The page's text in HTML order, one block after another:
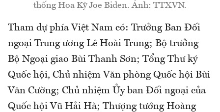
thống Hoa Kỳ Joe Biden. Ảnh: TTXVN.
Tham dự phía Việt Nam có: Trưởng Ban Đối
ngoại Trung ương Lê Hoài Trung; Bộ trưởng
Bộ Ngoại giao Bùi Thanh Sơn; Tổng Thư ký
Quốc hội, Chủ nhiệm Văn phòng Quốc hội Bùi
Văn Cường; Chủ nhiệm Ủy ban Đối ngoại của
Quốc hội Vũ Hải Hà; Thượng tướng Hoàng